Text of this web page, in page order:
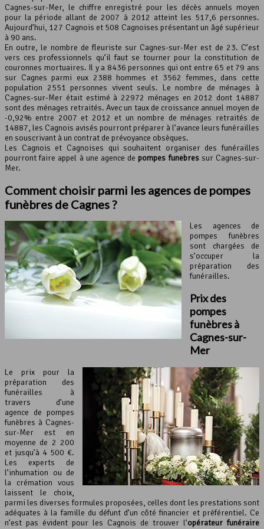
Leaflet, ©OpenStreetMapcontributeurs
Cagnes-sur-Mer, le chiffre enregistré pour les décès annuels moyen
pour la période allant de 2007 à 2012 atteint les 517,6 personnes.
Aujourd’hui, 127 Cagnois et 508 Cagnoises présentant un âgé supérieur
à 90 ans.
En outre, le nombre de fleuriste sur Cagnes-sur-Mer est de 23. C’est
vers ces professionnels qu’il faut se tourner pour la constitution de
couronnes mortuaires. Il y a 8436 personnes qui ont entre 65 et 79 ans
sur Cagnes parmi eux 2388 hommes et 3562 femmes, dans cette
population 2551 personnes vivent seuls. Le nombre de ménages à
Cagnes-sur-Mer était estimé à 22972 ménages en 2012 dont 14887
sont des ménages retraités. Avec un taux de croissance annuel moyen de
-0,92% entre 2007 et 2012 et un nombre de ménages retraités de
14887, les Cagnois avisés pourront préparer à l’avance leurs funérailles
en souscrivant à un contrat de prévoyance obsèques.
Les Cagnois et Cagnoises qui souhaitent organiser des funérailles
pourront faire appel à une agence de pompes funèbressur Cagnes-sur-
Mer.
Comment choisir parmi les agences de pompes
funèbres de Cagnes ?
Les agences de
pompes funèbres
sont chargées de
s’occuper la
préparation des
funérailles.
Prix des
pompes
funèbresà
Cagnes-sur-
Mer
Le prix pour la
préparation des
funérailles à
travers d’une
agence de pompes
funèbres à Cagnes-
sur-Mer est en
moyenne de 2 200
et jusqu’à 4 500 €.
Les experts de
l’inhumation ou de
la crémation vous
laissent le choix,
parmi les diverses formules proposées, celles dont les prestations sont
adéquates à la famille du défunt d’un côté financier et préférentiel. Ce
n’est pas évident pour les Cagnois de trouver l’opérateur funéraire